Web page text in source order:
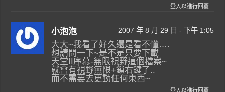
登入以進行回覆
小泡泡 2007 年 8 月 29 日 - 下午 1:05
大大~我看了好久還是看不懂….
想請問一下~是不是只要下載
天堂II序幕-無限視野這個檔案~
就會有視野無限+鎖右鍵了..
而不需要去更動任何東西~
登入以進行回覆